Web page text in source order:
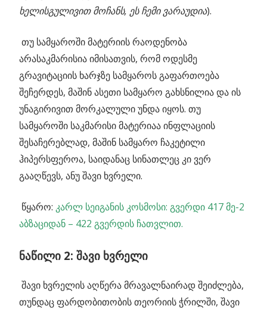
ხელისგულივით მოჩანს, ეს ჩემი ვარაუდია).
თუ სამყაროში მატერიის რაოდენობა
არასაკმარისია იმისათვის, რომ ოდესმე
გრავიტაციის ხარჯზე სამყაროს გაფართოება
შეჩერდეს, მაშინ ასეთი სამყარო გახსნილია და ის
უნაგირივით მორკალული უნდა იყოს. თუ
სამყაროში საკმარისი მატერიაა ინფლაციის
შესაჩერებლად, მაშინ სამყარო ჩაკეტილი
ჰიპერსფეროა, საიდანაც სინათლეც კი ვერ
გააღწევს, ანუ შავი ხვრელი.
წყარო: კარლ სეიგანის კოსმოსი: გვერდი 417 მე-2
აბზაციდან – 422 გვერდის ჩათვლით.
ნაწილი 2: შავი ხვრელი
შავი ხვრელის აღწერა მრავალნაირად შეიძლება,
თუნდაც ფარდობითობის თეორიის ჭრილში, შავი